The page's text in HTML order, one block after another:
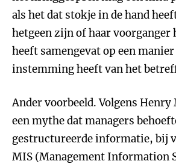
als het dat stokje in de hand
hetgeen zijn of haar voorganger
heeft samengevat op een manier
instemming heeft van het
Ander voorbeeld. Volgens
een mythe dat managers
gestructureerde informatie, bij
MIS (Management Information